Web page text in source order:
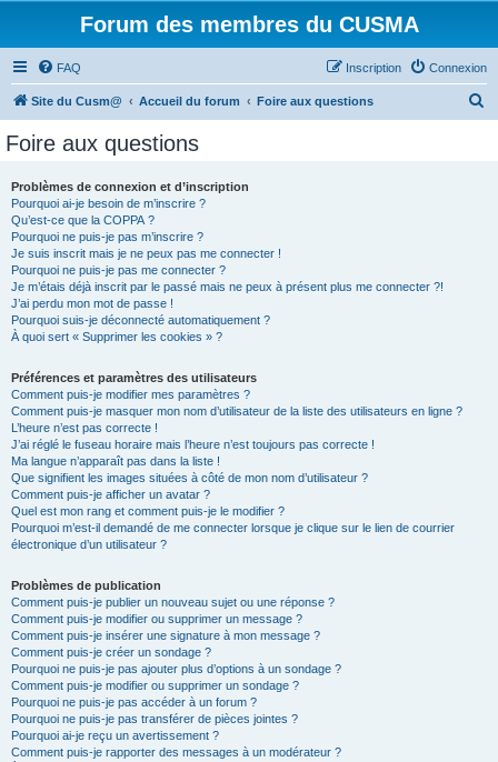
Forum des membres du CUSMA
FAQ Connexion
Inscription
Site du Cusm@ Accueil du forum Foire aux questions
Foire aux questions
Problèmes de connexion et d’inscription
Pourquoi ai-je besoin de m’inscrire ?
Qu’est-ce que la COPPA ?
Pourquoi ne puis-je pas m’inscrire ?
Je suis inscrit mais je ne peux pas me connecter !
Pourquoi ne puis-je pas me connecter ?
Je m’étais déjà inscrit par le passé mais ne peux à présent plus me connecter ?!
J’ai perdu mon mot de passe !
Pourquoi suis-je déconnecté automatiquement ?
À quoi sert « Supprimer les cookies » ?
Préférences et paramètres des utilisateurs
Comment puis-je modifier mes paramètres ?
Comment puis-je masquer mon nom d’utilisateur de la liste des utilisateurs en ligne ?
L’heure n’est pas correcte !
J’ai réglé le fuseau horaire mais l’heure n’est toujours pas correcte !
Ma langue n’apparaît pas dans la liste !
Que signifient les images situées à côté de mon nom d’utilisateur ?
Comment puis-je afficher un avatar ?
Quel est mon rang et comment puis-je le modifier ?
Pourquoi m’est-il demandé de me connecter lorsque je clique sur le lien de courrier
électronique d’un utilisateur ?
Problèmes de publication
Comment puis-je publier un nouveau sujet ou une réponse ?
Comment puis-je modifier ou supprimer un message ?
Comment puis-je insérer une signature à mon message ?
Comment puis-je créer un sondage ?
Pourquoi ne puis-je pas ajouter plus d’options à un sondage ?
Comment puis-je modifier ou supprimer un sondage ?
Pourquoi ne puis-je pas accéder à un forum ?
Pourquoi ne puis-je pas transférer de pièces jointes ?
Pourquoi ai-je reçu un avertissement ?
Comment puis-je rapporter des messages à un modérateur ?